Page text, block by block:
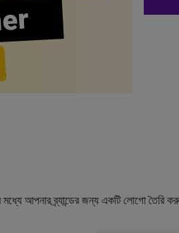
মধ্যে আপনার ব্র্যান্ডের জন্য একটি লোগো তৈরি